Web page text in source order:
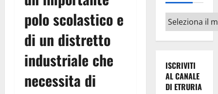
polo scolastico e
di un distretto
industriale che
necessita di
Archivi
ISCRIVITI
AL CANALE
DI ETRURIA